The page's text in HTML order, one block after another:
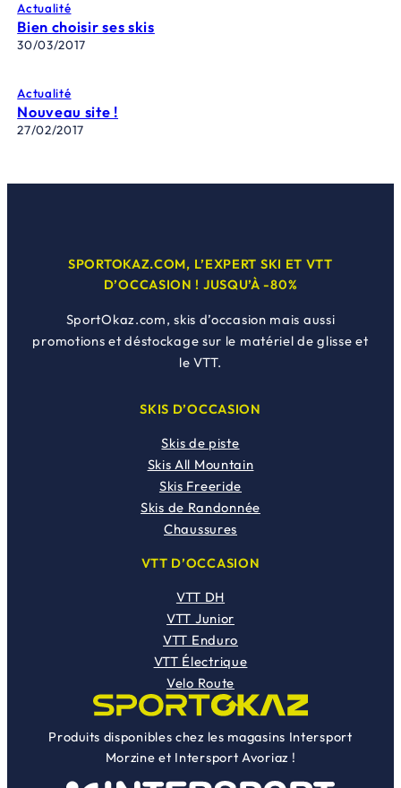
Actualité
Bien choisir ses skis
30/03/2017
Actualité
Nouveau site !
27/02/2017
SPORTOKAZ.COM, L’EXPERT SKI ET VTT
D’OCCASION ! JUSQU’À -80%
SportOkaz.com, skis d’occasion mais aussi
promotions et déstockage sur le matériel de glisse et
le VTT.
SKIS D’OCCASION
Skis de piste
Skis All Mountain
Skis Freeride
Skis de Randonnée
Chaussures
VTT D’OCCASION
VTT DH
VTT Junior
VTT Enduro
VTT Électrique
Velo Route
Produits disponibles chez les magasins Intersport
Morzine et Intersport Avoriaz !